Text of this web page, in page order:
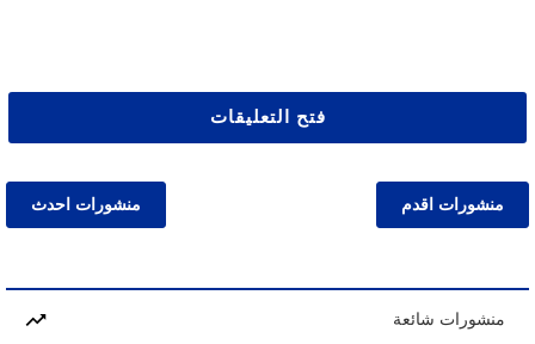
فتح التعليقات
منشورات احدث منشورات اقدم
منشورات شائعة